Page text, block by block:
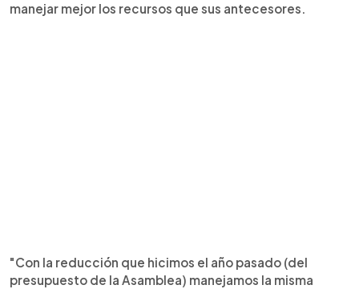
manejar mejor los recursos que sus antecesores.
"Con la reducción que hicimos el año pasado (del
presupuesto de la Asamblea) manejamos la misma